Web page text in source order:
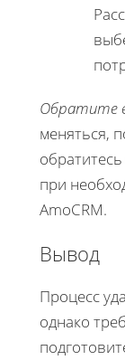
Обратите
меняться,
при
AmoCRM.
Вывод
Процесс
однако